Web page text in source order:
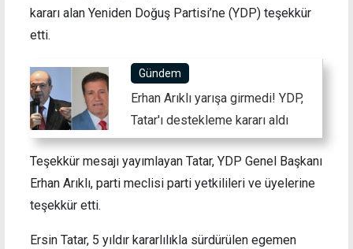
kararı alan Yeniden Doğuş Partisi’ne (YDP) teşekkür
etti.
Gündem
Erhan Arıklı yarışa girmedi! YDP,
Tatar'ı destekleme kararı aldı
Teşekkür mesajı yayımlayan Tatar, YDP Genel Başkanı
Erhan Arıklı, parti meclisi parti yetkilileri ve üyelerine
teşekkür etti.
Ersin Tatar, 5 yıldır kararlılıkla sürdürülen egemen